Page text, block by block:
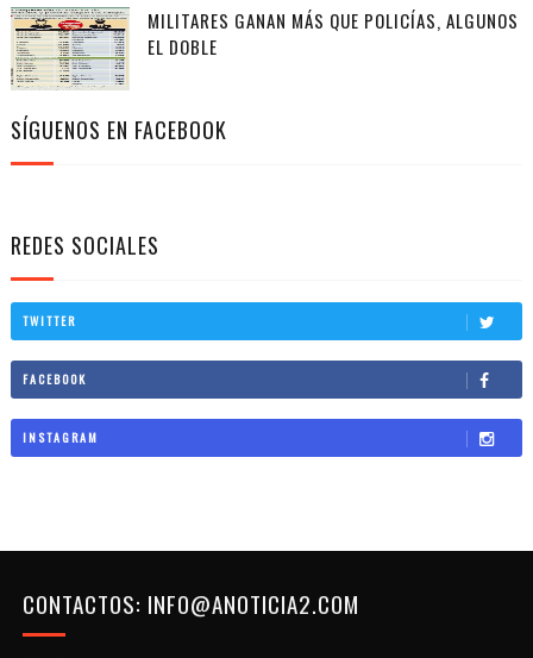
MILITARES GANAN MÁS QUE POLICÍAS, ALGUNOS
EL DOBLE
SÍGUENOS EN FACEBOOK
REDES SOCIALES
TWITTER
FACEBOOK
INSTAGRAM
CONTACTOS: INFO@ANOTICIA2.COM